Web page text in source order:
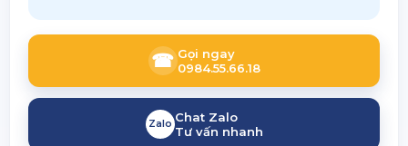
☎ Gọi ngay
0984.55.66.18
Zalo Chat Zalo
Tư vấn nhanh